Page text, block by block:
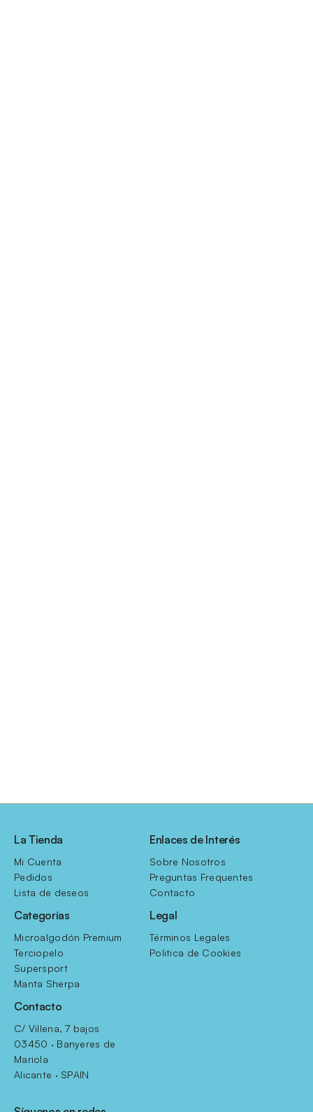
La Tienda
Mi Cuenta
Pedidos
Lista de deseos
Enlaces de Interés
Sobre Nosotros
Preguntas Frequentes
Contacto
Categorías
Microalgodón Premium
Terciopelo
Supersport
Manta Sherpa
Legal
Términos Legales
Politica de Cookies
Contacto
C/ Villena, 7 bajos
03450 · Banyeres de
Mariola
Alicante · SPAIN